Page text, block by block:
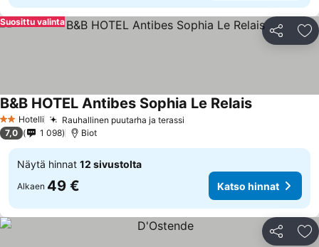
Jaa
Suosittu valinta
2 Tähtiluokitus
Hotelli Rauhallinen puutarha ja terassi
B&B HOTEL Antibes Sophia Le RelaisKatso hinnat
7,0 1 098 Biot
Näytä hinnat 12 sivustolta
Alkaen 49 € Katso hinnat
Jaa